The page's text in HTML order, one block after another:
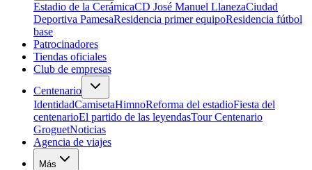
Estadio de la CerámicaCD José Manuel LlanezaCiudad
Deportiva PamesaResidencia primer equipoResidencia fútbol
base
Patrocinadores
Tiendas oficiales
Club de empresas
Centenario
IdentidadCamisetaHimnoReforma del estadioFiesta del
centenarioEl partido de las leyendasTour Centenario
GroguetNoticias
Agencia de viajes
Más